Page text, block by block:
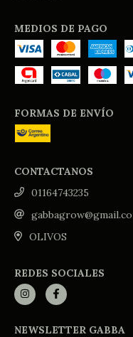
MEDIOS DE PAGO
FORMAS DE ENVÍO
CONTACTANOS
01164743235
OLIVOS
REDES SOCIALES
NEWSLETTER GABBA